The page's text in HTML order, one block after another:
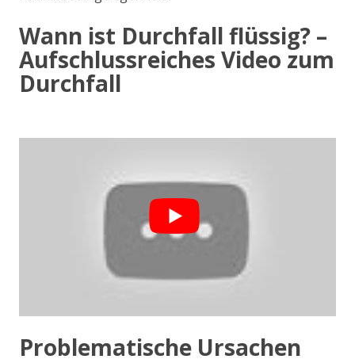
Wann ist Durchfall flüssig? –
Aufschlussreiches Video zum
Durchfall
Problematische Ursachen